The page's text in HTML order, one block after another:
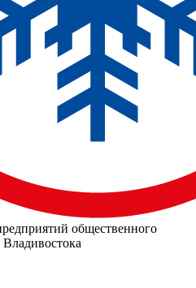
общественного